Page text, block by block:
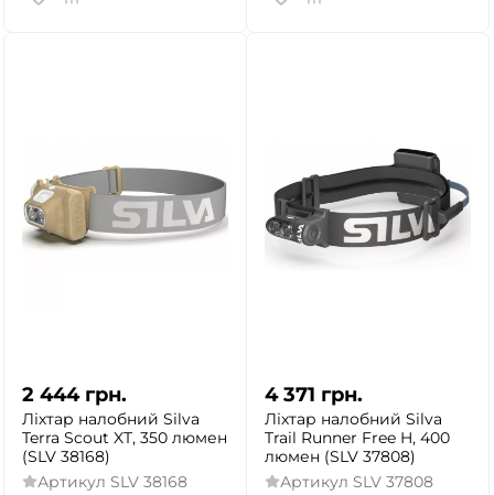
2 444 грн.
Ліхтар налобний Silva
Terra Scout XT, 350 люмен
(SLV 38168)
Артикул SLV 38168
4 371 грн.
Ліхтар налобний Silva
Trail Runner Free H, 400
люмен (SLV 37808)
Артикул SLV 37808